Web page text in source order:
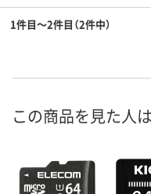
1件目～2件目（2件中）
この商品を見た人